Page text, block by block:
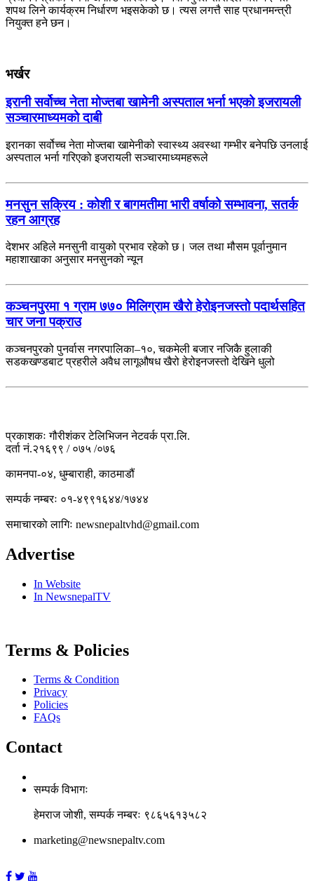
शपथ लिने कार्यक्रम निर्धारण भइसकेको छ। त्यस लगत्तै साह प्रधानमन्त्री
नियुक्त हने छन।
भर्खर
इरानी सर्वोच्च नेता मोज्तबा खामेनी अस्पताल भर्ना भएको इजरायली
सञ्चारमाध्यमको दाबी
इरानका सर्वोच्च नेता मोज्तबा खामेनीको स्वास्थ्य अवस्था गम्भीर बनेपछि उनलाई
अस्पताल भर्ना गरिएको इजरायली सञ्चारमाध्यमहरूले
मनसुन सक्रिय : कोशी र बागमतीमा भारी वर्षाको सम्भावना, सतर्क
रहन आग्रह
देशभर अहिले मनसुनी वायुको प्रभाव रहेको छ। जल तथा मौसम पूर्वानुमान
महाशाखाका अनुसार मनसुनको न्यून
कञ्चनपुरमा १ ग्राम ७७० मिलिग्राम खैरो हेरोइनजस्तो पदार्थसहित
चार जना पक्राउ
कञ्चनपुरको पुनर्वास नगरपालिका–१०, चकमेली बजार नजिकै हुलाकी
सडकखण्डबाट प्रहरीले अवैध लागूऔषध खैरो हेरोइनजस्तो देखिने धुलो
प्रकाशकः गौरीशंकर टेलिभिजन नेटवर्क प्रा.लि.
दर्ता नं.२१६९९ / ०७५ /०७६
कामनपा-०४, धुम्बाराही, काठमाडौं
सम्पर्क नम्बरः ०१-४९९१६४४/१७४४
समाचारकाे लागिः newsnepaltvhd@gmail.com
Advertise
In Website
In NewsnepalTV
Terms & Policies
Terms & Condition
Privacy
Policies
FAQs
Contact
सम्पर्क विभागः
हेमराज जोशी, सम्पर्क नम्बरः ९८६५६१३५८२
marketing@newsnepaltv.com